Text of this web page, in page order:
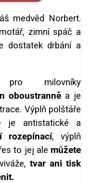
medvěd Norbert.
zimní spáč a
dostatek drbání a
pro milovníky
oboustranněa je
Výplň polštáře
je antistatické a
rozepínací, výplň
to jej ale můžete
tvar ani tisk